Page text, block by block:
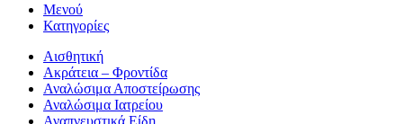
Μενού
Κατηγορίες
Αισθητική
Ακράτεια – Φροντίδα
Αναλώσιμα Αποστείρωσης
Αναλώσιμα Ιατρείου
Αναπνευστικά Είδη